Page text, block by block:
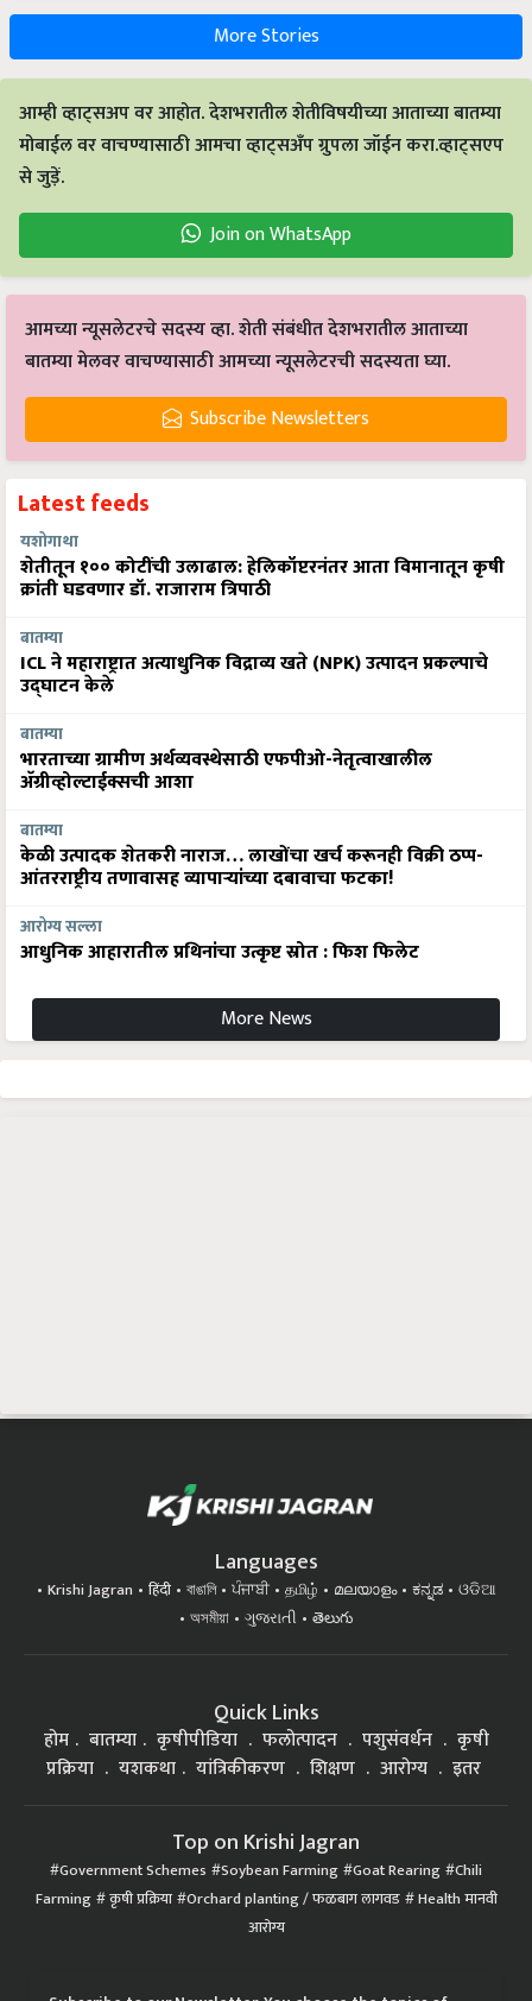
More Stories
आम्ही व्हाट्सअप वर आहोत. देशभरातील शेतीविषयीच्या आताच्या बातम्या
मोबाईल वर वाचण्यासाठी आमचा व्हाट्सअँप ग्रुपला जॉईन करा.व्हाट्सएप
से जुड़ें.
Join on WhatsApp
आमच्या न्यूसलेटरचे सदस्य व्हा. शेती संबंधीत देशभरातील आताच्या
बातम्या मेलवर वाचण्यासाठी आमच्या न्यूसलेटरची सदस्यता घ्या.
Subscribe Newsletters
Latest feeds
यशोगाथा
शेतीतून १०० कोटींची उलाढाल: हेलिकॉप्टरनंतर आता विमानातून कृषी
क्रांती घडवणार डॉ. राजाराम त्रिपाठी
बातम्या
ICL ने महाराष्ट्रात अत्याधुनिक विद्राव्य खते (NPK) उत्पादन प्रकल्पाचे
उद्घाटन केले
बातम्या
भारताच्या ग्रामीण अर्थव्यवस्थेसाठी एफपीओ-नेतृत्वाखालील
अ‍ॅग्रीव्होल्टाईक्सची आशा
बातम्या
केळी उत्पादक शेतकरी नाराज… लाखोंचा खर्च करूनही विक्री ठप्प-
आंतरराष्ट्रीय तणावासह व्यापाऱ्यांच्या दबावाचा फटका!
आरोग्य सल्ला
आधुनिक आहारातील प्रथिनांचा उत्कृष्ट स्रोत : फिश फिलेट
More News
Languages
Krishi Jagran हिंदी বাঙালি ਪੰਜਾਬੀ தமிழ் മലയാളം ಕನ್ನಡ
ଓଡିଆ
অসমীয়া
ગુજરાતી తెలుగు
Quick Links
होम बातम्या कृषीपीडिया फलोत्पादन पशुसंवर्धन
कृषी
प्रक्रिया
यशकथा यांत्रिकीकरण शिक्षण आरोग्य इतर
Top on Krishi Jagran
Government Schemes Soybean Farming Goat Rearing Chili
Farming कृषी प्रक्रिया Orchard planting / फळबाग लागवड Health मानवी
आरोग्य